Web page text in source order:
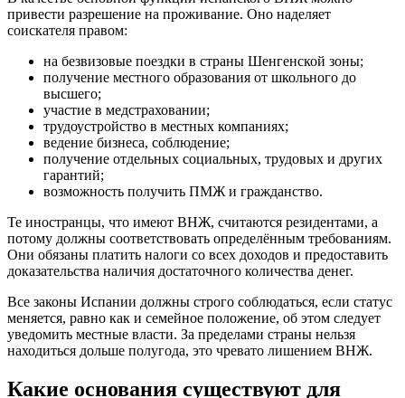
привести разрешение на проживание. Оно наделяет
соискателя правом:
на безвизовые поездки в страны Шенгенской зоны;
получение местного образования от школьного до
высшего;
участие в медстраховании;
трудоустройство в местных компаниях;
ведение бизнеса, соблюдение;
получение отдельных социальных, трудовых и других
гарантий;
возможность получить ПМЖ и гражданство.
Те иностранцы, что имеют ВНЖ, считаются резидентами, а
потому должны соответствовать определённым требованиям.
Они обязаны платить налоги со всех доходов и предоставить
доказательства наличия достаточного количества денег.
Все законы Испании должны строго соблюдаться, если статус
меняется, равно как и семейное положение, об этом следует
уведомить местные власти. За пределами страны нельзя
находиться дольше полугода, это чревато лишением ВНЖ.
Какие основания существуют для